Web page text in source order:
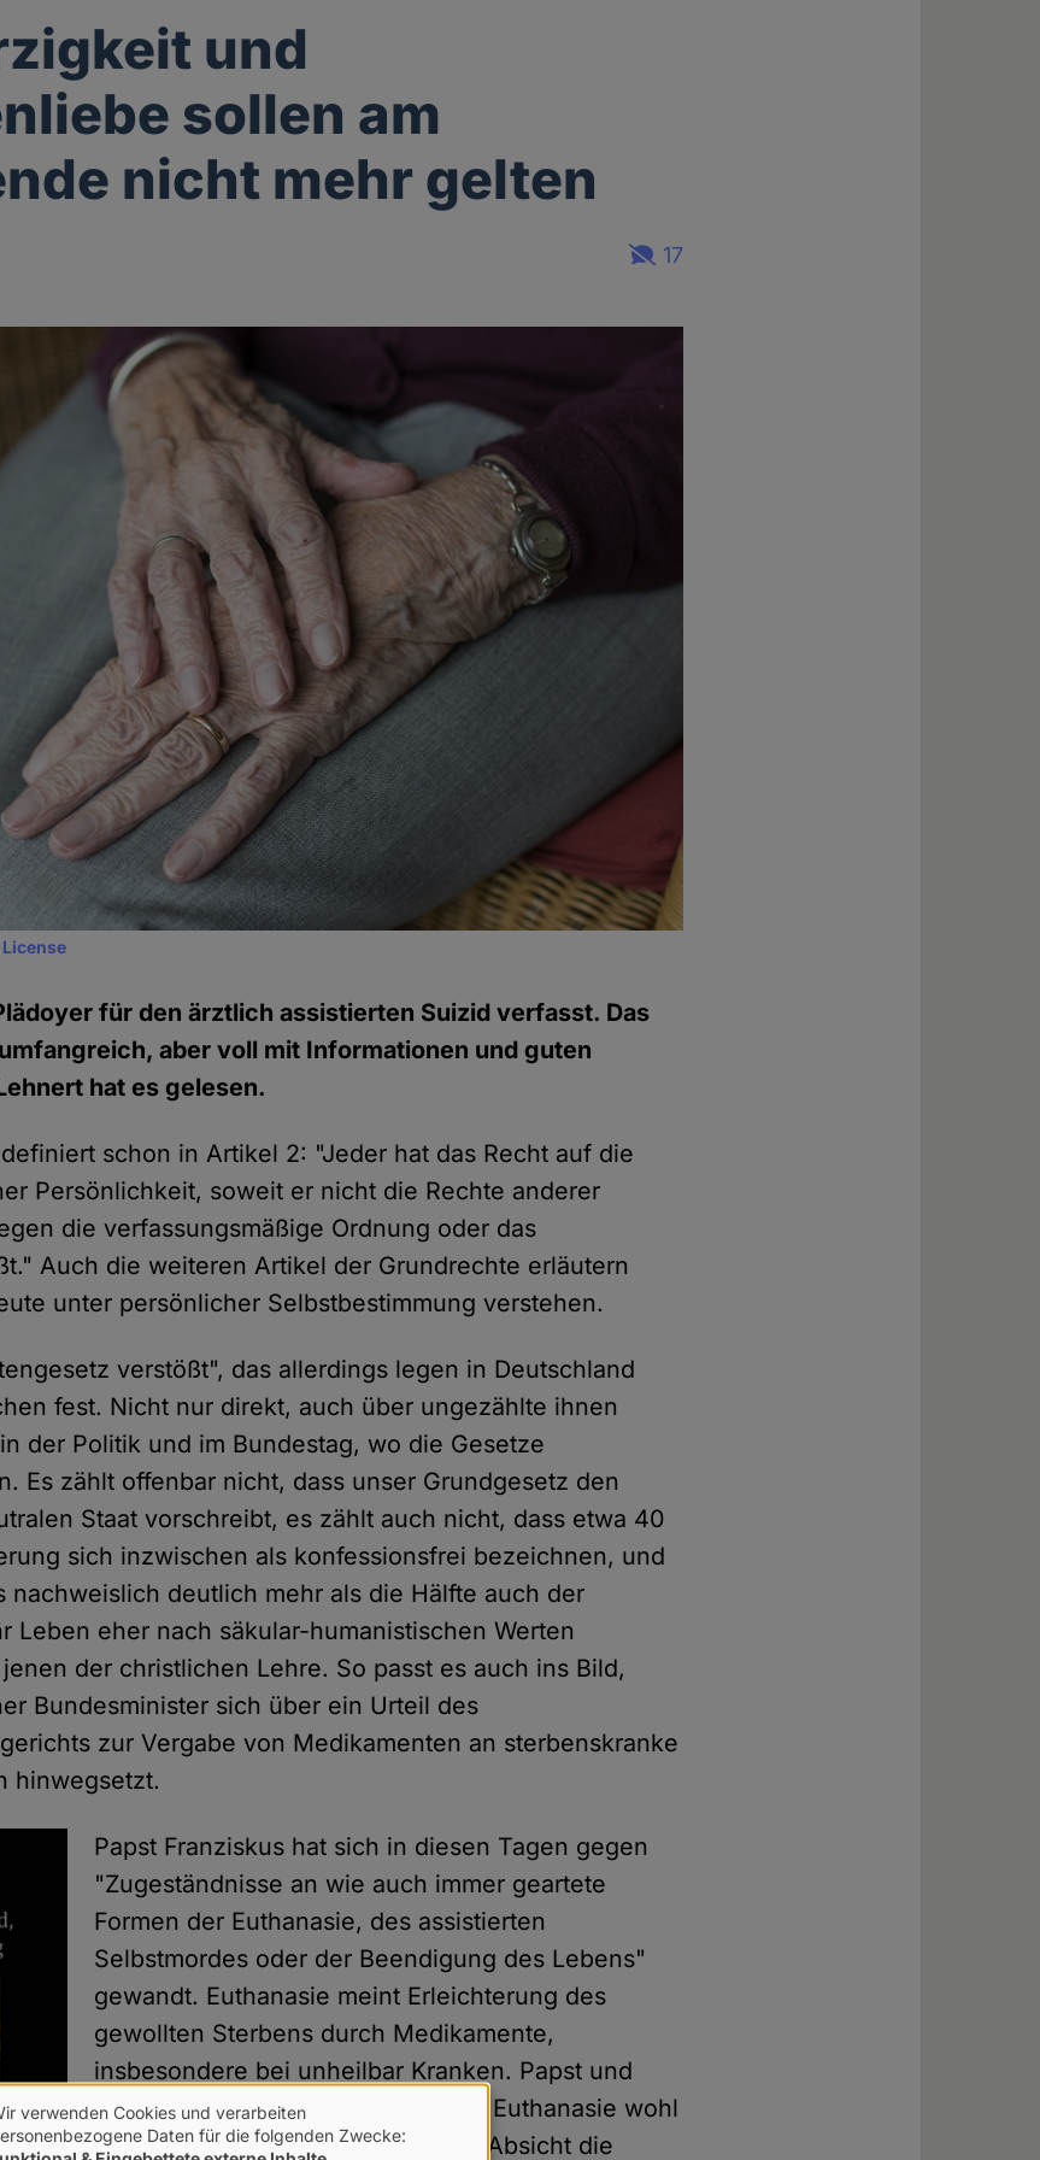
und
sollen am
nicht mehr gelten
17
für den ärztlich assistierten Suizid verfasst. Das
aber voll mit Informationen und guten
hat es gelesen.
schon in Artikel 2: "Jeder hat das Recht auf die
Persönlichkeit, soweit er nicht die Rechte anderer
die verfassungsmäßige Ordnung oder das
Auch die weiteren Artikel der Grundrechte erläutern
unter persönlicher Selbstbestimmung verstehen.
verstößt", das allerdings legen in Deutschland
fest. Nicht nur direkt, auch über ungezählte ihnen
der Politik und im Bundestag, wo die Gesetze
Es zählt offenbar nicht, dass unser Grundgesetz den
Staat vorschreibt, es zählt auch nicht, dass etwa 40
sich inzwischen als konfessionsfrei bezeichnen, und
nachweislich deutlich mehr als die Hälfte auch der
Leben eher nach säkular-humanistischen Werten
der christlichen Lehre. So passt es auch ins Bild,
Bundesminister sich über ein Urteil des
zur Vergabe von Medikamenten an sterbenskranke
hinwegsetzt.
Papst Franziskus hat sich in diesen Tagen gegen
"Zugeständnisse an wie auch immer geartete
Formen der Euthanasie, des assistierten
Selbstmordes oder der Beendigung des Lebens"
gewandt. Euthanasie meint Erleichterung des
gewollten Sterbens durch Medikamente,
insbesondere bei unheilbar Kranken. Papst und
Kirche stellen aber mit dem Begriff Euthanasie wohl
ganz bewusst, aber in unredlicher Absicht die
verwenden Cookies und verarbeiten
Daten für die folgenden Zwecke: